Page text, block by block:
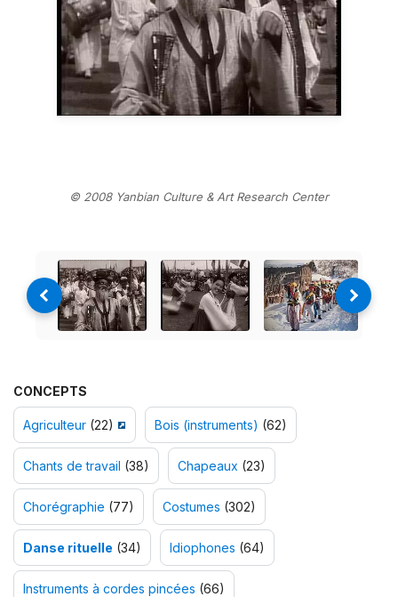
© 2008 Yanbian Culture & Art Research Center
CONCEPTS
Agriculteur (22) Bois (instruments) (62)
Chants de travail (38) Chapeaux (23)
Chorégraphie (77) Costumes (302)
Danse rituelle (34) Idiophones (64)
Instruments à cordes pincées (66)